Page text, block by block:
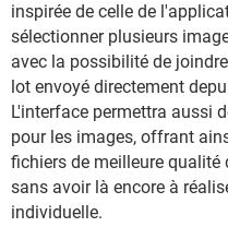
inspirée de celle de
sélectionner plusieurs
avec la possibilité de
lot envoyé directement
L'interface permettra aussi
pour les images, offrant
fichiers de meilleure qualité
sans avoir là encore à
individuelle.